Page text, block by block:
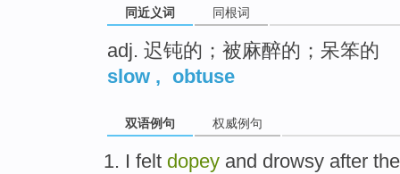
同近义词 同根词
adj. 迟钝的；被麻醉的；呆笨的
slow , obtuse
双语例句 权威例句
I felt dopey and drowsy after